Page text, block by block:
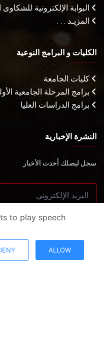
البوابة الإلكترونية
المزيـد . . .
الكليات و البرامج النوعية
كليات الجامعة
برامج المرحلة الجامعية
برامج الدراسات العليا
النشرة الإخبارية
سجل ليصلك أحدث الأخبار
رأيك يهمنا
أراء المستخدمين
to play speech
ALLOW